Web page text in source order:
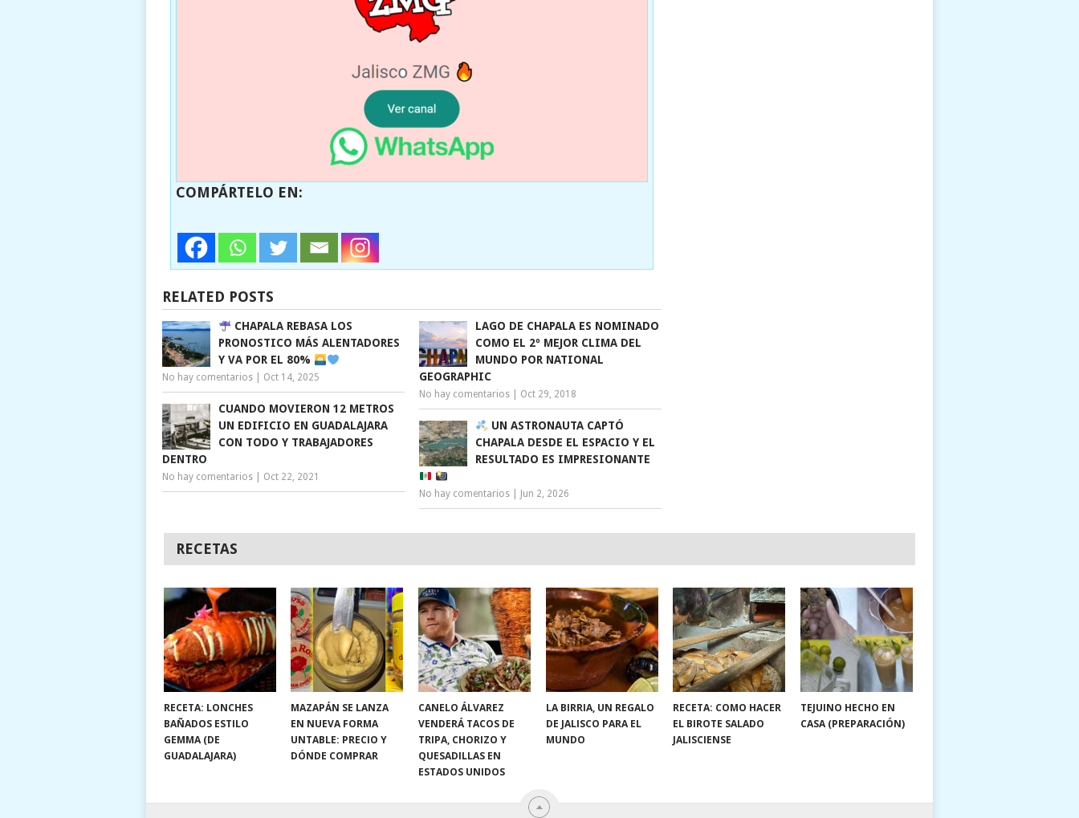
COMPÁRTELO EN:
RELATED POSTS
CHAPALA REBASA LOS
PRONOSTICO MÁS ALENTADORES
Y VA POR EL 80%
No hay comentarios Oct 14, 2025
LAGO DE CHAPALA ES NOMINADO
COMO EL 2º MEJOR CLIMA DEL
MUNDO POR NATIONAL
GEOGRAPHIC
No hay comentarios Oct 29, 2018
CUANDO MOVIERON 12 METROS
UN EDIFICIO EN GUADALAJARA
CON TODO Y TRABAJADORES
DENTRO
No hay comentarios Oct 22, 2021
UN ASTRONAUTA CAPTÓ
CHAPALA DESDE EL ESPACIO Y EL
RESULTADO ES IMPRESIONANTE
No hay comentarios Jun 2, 2026
RECETAS
RECETA: LONCHES
BAÑADOS ESTILO
GEMMA (DE
GUADALAJARA)
MAZAPÁN SE LANZA
EN NUEVA FORMA
UNTABLE: PRECIO Y
DÓNDE COMPRAR
CANELO ÁLVAREZ
VENDERÁ TACOS DE
TRIPA, CHORIZO Y
QUESADILLAS EN
ESTADOS UNIDOS
LA BIRRIA, UN REGALO
DE JALISCO PARA EL
MUNDO
RECETA: COMO HACER
EL BIROTE SALADO
JALISCIENSE
TEJUINO HECHO EN
CASA (PREPARACIÓN)